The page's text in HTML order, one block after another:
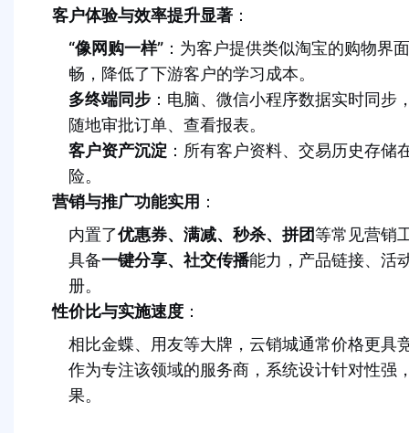
客户体验与效率提升显著 ：
“像网购一样” ：为客户提供类似淘宝的购物界
畅，降低了下游客户的学习成本。
多终端同步 ：电脑、微信小程序数据实时同步
随地审批订单、查看报表。
客户资产沉淀 ：所有客户资料、交易历史存储
险。
营销与推广功能实用 ：
内置了优惠券、满减、秒杀、拼团等常见营销
具备一键分享、社交传播能力，产品链接、活
册。
性价比与实施速度 ：
相比金蝶、用友等大牌，云销城通常价格更具
作为专注该领域的服务商，系统设计针对性强
果。